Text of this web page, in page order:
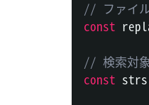
// ファイ
const
// 検索対
const strs